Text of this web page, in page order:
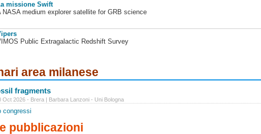
missione Swift
NASA medium explorer satellite for GRB science
Public Extragalactic Redshift Survey
area milanese
fragments
Oct 2026 - Brera | Barbara Lanzoni - Uni Bologna
congressi
pubblicazioni